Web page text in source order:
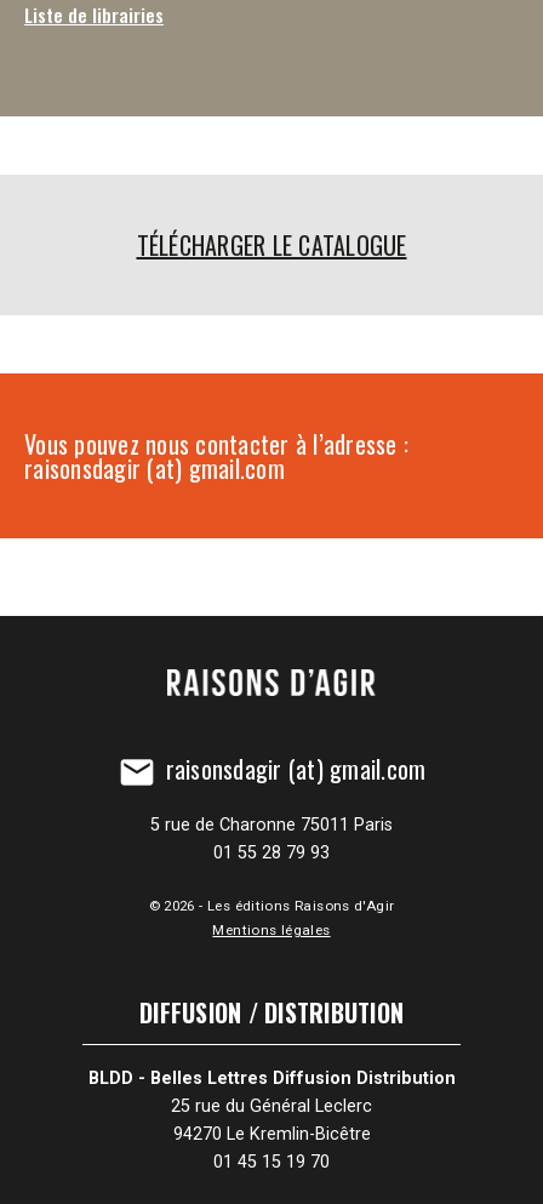
Liste de librairies
TÉLÉCHARGER LE CATALOGUE
Vous pouvez nous contacter à l’adresse :
raisonsdagir (at) gmail.com
mail raisonsdagir (at) gmail.com
5 rue de Charonne 75011 Paris
01 55 28 79 93
© 2026 - Les éditions Raisons d'Agir
Mentions légales
DIFFUSION / DISTRIBUTION
BLDD - Belles Lettres Diffusion Distribution
25 rue du Général Leclerc
94270 Le Kremlin-Bicêtre
01 45 15 19 70